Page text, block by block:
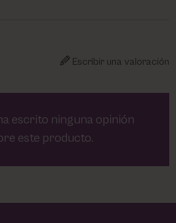
Escribir una valoración
escrito ninguna opinión
este producto.